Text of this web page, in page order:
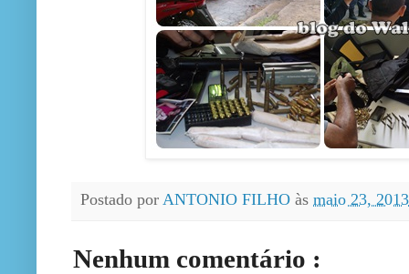
Postado por ANTONIO FILHO às maio 23,
Nenhum comentário :